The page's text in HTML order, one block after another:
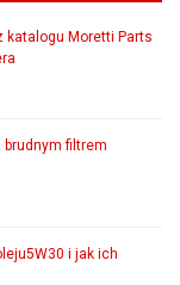
katalogu Moretti Parts
filtrem
i jak ich